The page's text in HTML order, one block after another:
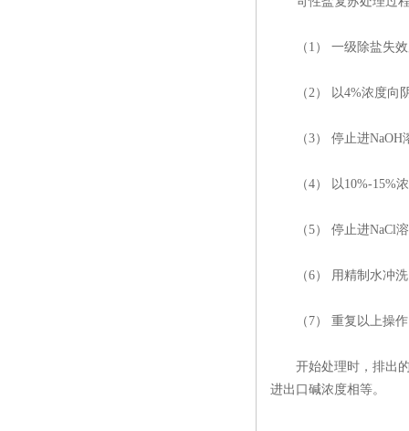
（1） 一级除盐失效
（2） 以4%浓度向阴
（3） 停止进NaOH溶
（4） 以10%-15%浓
（5） 停止进NaCl溶
（6） 用精制水冲洗
（7） 重复以上操作
开始处理时，排出的
进出口碱浓度相等。